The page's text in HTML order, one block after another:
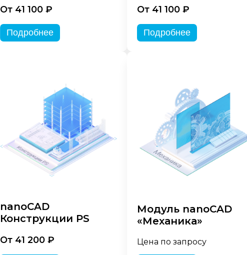
От 41 100 ₽
Подробнее
От 41 100 ₽
Подробнее
nanoCAD
Конструкции PS
От 41 200 ₽
Модуль nanoCAD
«Механика»
Цена по запросу